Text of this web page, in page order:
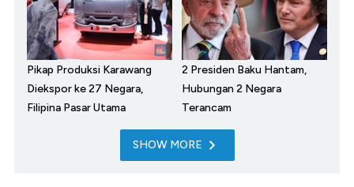
Pikap Produksi Karawang
Diekspor ke 27 Negara,
Filipina Pasar Utama
2 Presiden Baku Hantam,
Hubungan 2 Negara
Terancam
SHOW MORE